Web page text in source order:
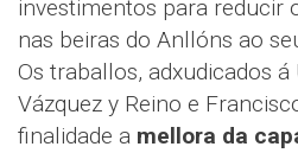
investimentos para reducir
nas beiras do Anllóns ao
Os traballos, adxudicados
Vázquez y Reino e
finalidade a mellora da